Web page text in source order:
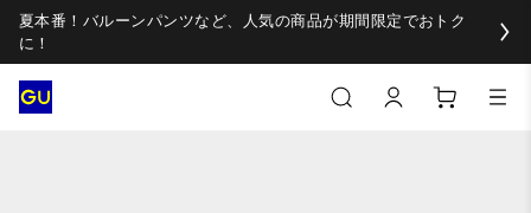
夏本番！バルーンパンツなど、人気の商品が期間限定でおトク
に！